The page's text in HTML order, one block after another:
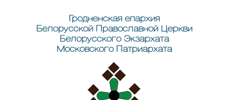
Гродненская епархия
Белорусской Православной Церкви
Белорусского Экзархата
Московского Патриархата